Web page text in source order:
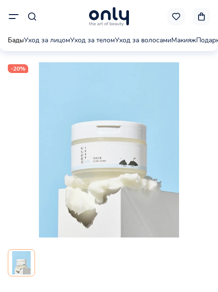
БадыУход за лицомУход за теломУход за волосамиМакияж
-20%